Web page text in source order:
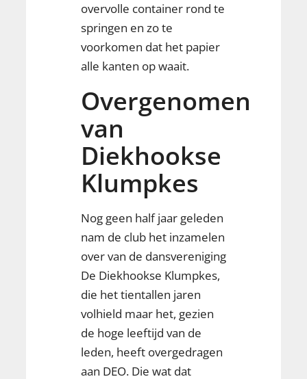
overvolle container rond te
springen en zo te
voorkomen dat het papier
alle kanten op waait.
Overgenomen
van
Diekhookse
Klumpkes
Nog geen half jaar geleden
nam de club het inzamelen
over van de dansvereniging
De Diekhookse Klumpkes,
die het tientallen jaren
volhield maar het, gezien
de hoge leeftijd van de
leden, heeft overgedragen
aan DEO. Die wat dat